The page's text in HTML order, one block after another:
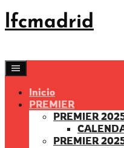
Saltar
al
lfcmadrid
Inicio
PREMIER
PREMIER
PREMIER